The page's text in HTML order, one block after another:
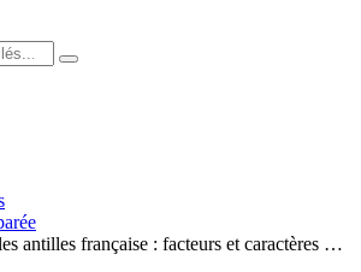
antilles française : facteurs et caractères …